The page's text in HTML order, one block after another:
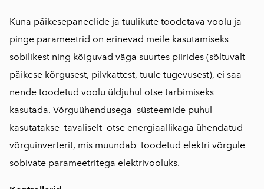
Kuna päikesepaneelide ja tuulikute toodetava voolu ja
pinge parameetrid on erinevad meile kasutamiseks
sobilikest ning kõiguvad väga suurtes piirides (sõltuvalt
päikese kõrgusest, pilvkattest, tuule tugevusest), ei saa
nende toodetud voolu üldjuhul otse tarbimiseks
kasutada. Võrguühendusega süsteemide puhul
kasutatakse tavaliselt otse energiaallikaga ühendatud
võrguinverterit, mis muundab toodetud elektri võrgule
sobivate parameetritega elektrivooluks.